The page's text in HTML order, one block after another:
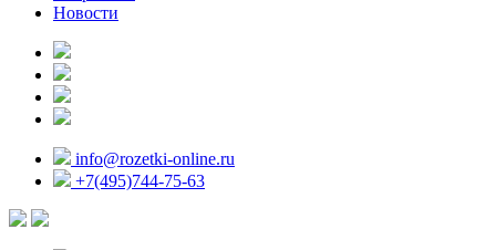
Новости
info@rozetki-online.ru
+7(495)744-75-63